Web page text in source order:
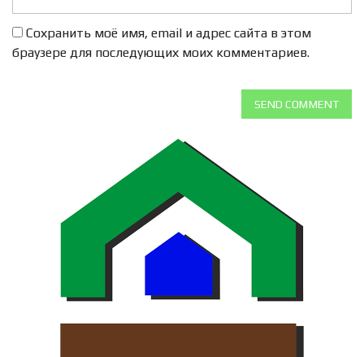
Сохранить моё имя, email и адрес сайта в этом
браузере для последующих моих комментариев.
SEND COMMENT